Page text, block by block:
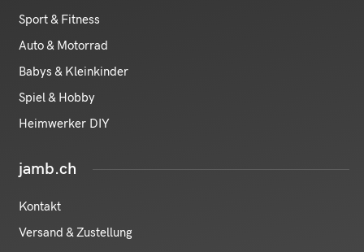
Sport & Fitness
Auto & Motorrad
Babys & Kleinkinder
Spiel & Hobby
Heimwerker DIY
jamb.ch
Kontakt
Versand & Zustellung